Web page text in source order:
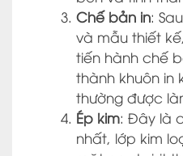
Chế bản in:
và mẫu thiết
tiến hành chế
thành khuôn in
thường được
Ép kim: Đây là
nhất, lớp kim